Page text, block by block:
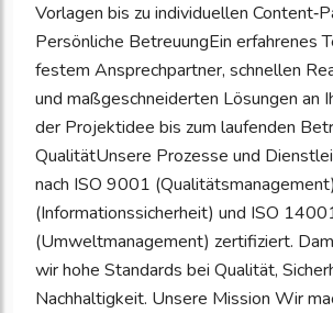
Vorlagen bis zu individuellen
Persönliche BetreuungEin erfahrenes
festem Ansprechpartner, schnellen
und maßgeschneiderten Lösungen an
der Projektidee bis zum laufenden
QualitätUnsere Prozesse und
nach ISO 9001
(Informationssicherheit) und ISO
(Umweltmanagement) zertifiziert.
wir hohe Standards bei Qualität,
Nachhaltigkeit. Unsere Mission Wir